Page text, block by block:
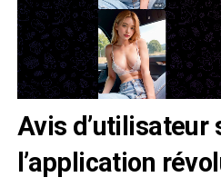
Avis d’utilisateur
l’application